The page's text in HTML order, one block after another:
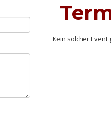
Kein solcher Event